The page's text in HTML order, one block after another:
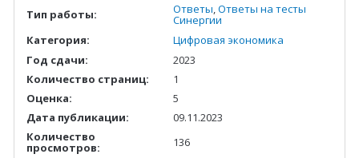
Тип работы:
Ответы,Ответы на тесты
Синергии
Категория:
Цифровая экономика
Год сдачи:
2023
Количество страниц:
1
Оценка:
5
Дата публикации:
09.11.2023
Количество
просмотров:
136